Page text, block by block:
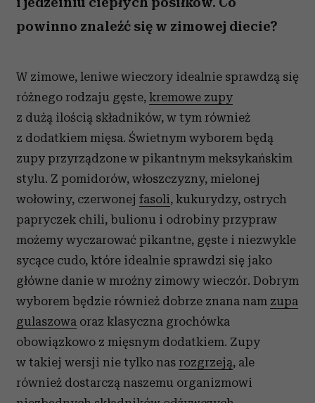
powinno znaleźć się w zimowej diecie?
W zimowe, leniwe wieczory idealnie sprawdzą się
różnego rodzaju gęste, kremowe zupy
z dużą ilością składników, w tym również
z dodatkiem mięsa. Świetnym wyborem będą
zupy przyrządzone w pikantnym meksykańskim
stylu. Z pomidorów, włoszczyzny, mielonej
wołowiny, czerwonej fasoli, kukurydzy, ostrych
papryczek chili, bulionu i odrobiny przypraw
możemy wyczarować pikantne, gęste i niezwykle
sycące cudo, które idealnie sprawdzi się jako
główne danie w mroźny zimowy wieczór. Dobrym
wyborem będzie również dobrze znana nam zupa
gulaszowa oraz klasyczna grochówka
obowiązkowo z mięsnym dodatkiem. Zupy
w takiej wersji nie tylko nas rozgrzeją, ale
również dostarczą naszemu organizmowi